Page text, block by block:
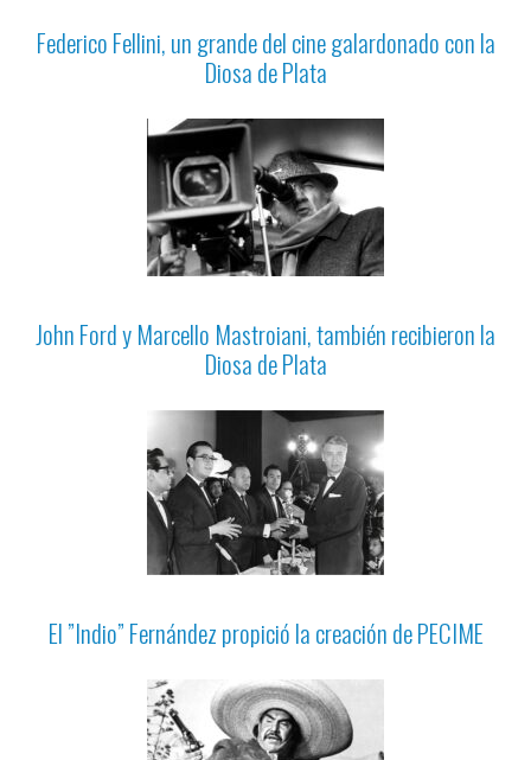
Federico Fellini, un grande del cine galardonado con la
Diosa de Plata
John Ford y Marcello Mastroiani, también recibieron la
Diosa de Plata
El ”Indio” Fernández propició la creación de PECIME